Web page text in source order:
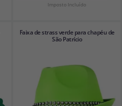
Imposto Incluído
Faixa de strass verde para chapéu de
São Patrício